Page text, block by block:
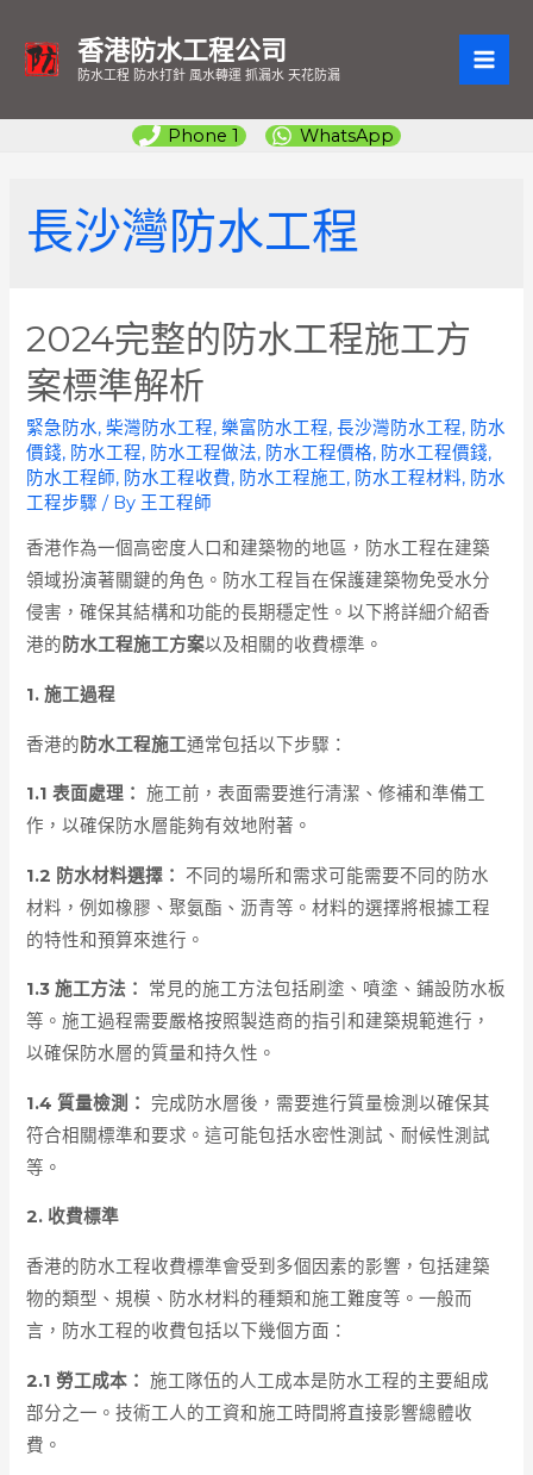
香港防水工程公司
防水工程 防水打針 風水轉運 抓漏水 天花防漏
Phone 1 WhatsApp
長沙灣防水工程
2024完整的防水工程施工方
案標準解析
緊急防水,柴灣防水工程,樂富防水工程,長沙灣防水工程, 防水
價錢, 防水工程, 防水工程做法, 防水工程價格, 防水工程價錢,
防水工程師, 防水工程收費, 防水工程施工, 防水工程材料, 防水
工程步驟 / By 王工程師
香港作為一個高密度人口和建築物的地區，防水工程在建築
領域扮演著關鍵的角色。防水工程旨在保護建築物免受水分
侵害，確保其結構和功能的長期穩定性。以下將詳細介紹香
港的防水工程施工方案以及相關的收費標準。
1. 施工過程
香港的防水工程施工通常包括以下步驟：
1.1 表面處理： 施工前，表面需要進行清潔、修補和準備工
作，以確保防水層能夠有效地附著。
1.2 防水材料選擇：
不同的場所和需求可能需要不同的防水
材料，例如橡膠、聚氨酯、沥青等。材料的選擇將根據工程
的特性和預算來進行。
1.3 施工方法：
常見的施工方法包括刷塗、噴塗、鋪設防水板
等。施工過程需要嚴格按照製造商的指引和建築規範進行，
以確保防水層的質量和持久性。
1.4 質量檢測： 完成防水層後，需要進行質量檢測以確保其
符合相關標準和要求。這可能包括水密性測試、耐候性測試
等。
2. 收費標準
香港的防水工程收費標準會受到多個因素的影響，包括建築
物的類型、規模、防水材料的種類和施工難度等。一般而
言，防水工程的收費包括以下幾個方面：
2.1 勞工成本： 施工隊伍的人工成本是防水工程的主要組成
部分之一。技術工人的工資和施工時間將直接影響總體收
費。